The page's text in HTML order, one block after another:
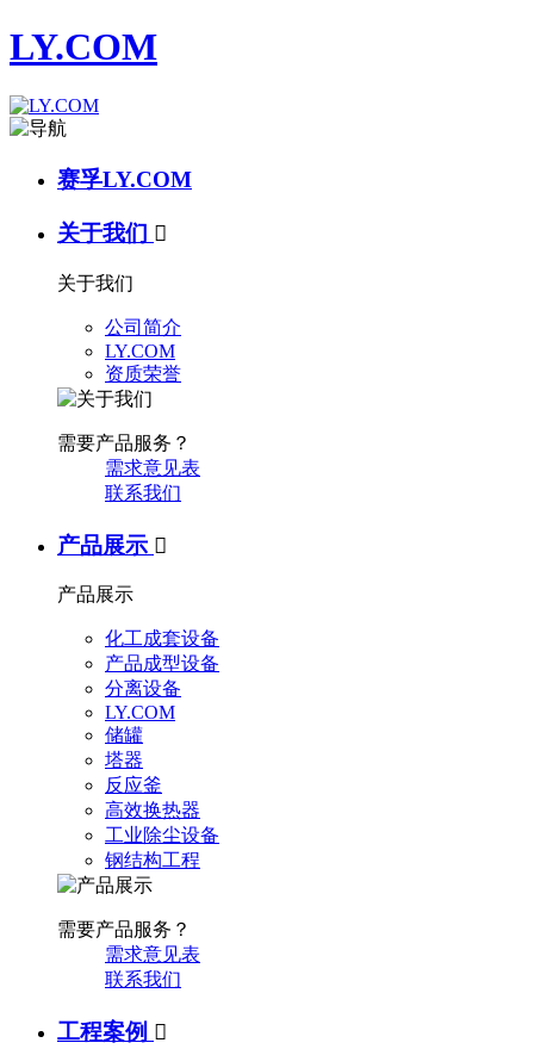
LY.COM
赛孚LY.COM
关于我们 
关于我们
公司简介
LY.COM
资质荣誉
需要产品服务？
需求意见表
联系我们
产品展示 
产品展示
化工成套设备
产品成型设备
分离设备
LY.COM
储罐
塔器
反应釜
高效换热器
工业除尘设备
钢结构工程
需要产品服务？
需求意见表
联系我们
工程案例 